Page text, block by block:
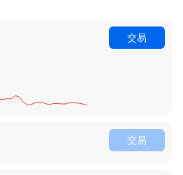
交易
交易